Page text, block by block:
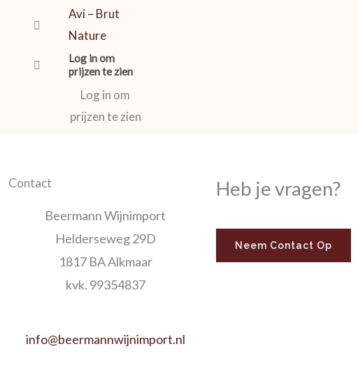
Avi – Brut
Nature
Log in om
prijzen te zien
Log in om
prijzen te zien
Contact
Beermann Wijnimport
Helderseweg 29D
1817 BA Alkmaar
kvk. 99354837
info@beermannwijnimport.nl
Heb je vragen?
Neem Contact Op